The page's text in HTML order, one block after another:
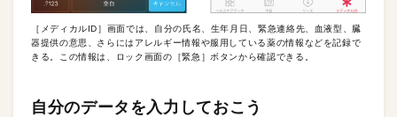
［メディカルID］画面では、自分の氏名、生年月日、緊急連絡先、血液型、臓
器提供の意思、さらにはアレルギー情報や服用している薬の情報などを記録で
きる。この情報は、ロック画面の［緊急］ボタンから確認できる。
自分のデータを入力しておこう